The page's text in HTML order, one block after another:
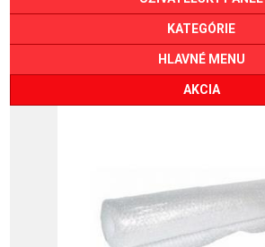
KATEGÓRIE
HLAVNÉ MENU
AKCIA